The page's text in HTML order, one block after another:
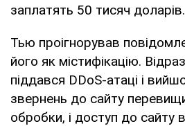
заплатять 50 тисяч доларів.
Тью проігнорував
його як містифікацію.
піддався DDoS-атаці і
звернень до сайту
обробки, і доступ до сайту